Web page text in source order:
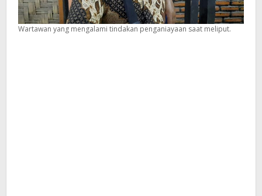
Wartawan yang mengalami tindakan penganiayaan saat meliput.